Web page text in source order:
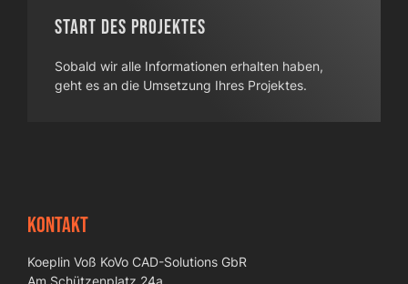
Start des Projektes
Sobald wir alle Informationen erhalten haben,
geht es an die Umsetzung Ihres Projektes.
Kontakt
Koeplin Voß KoVo CAD-Solutions GbR
Am Schützenplatz 24a